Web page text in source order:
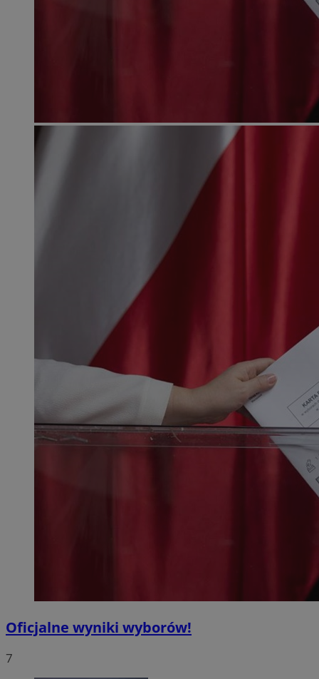
Oficjalne wyniki wyborów!
7